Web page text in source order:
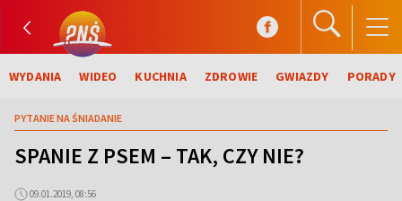
WYDANIA WIDEO KUCHNIA ZDROWIE GWIAZDY PORADY
PYTANIE NA ŚNIADANIE
SPANIE Z PSEM – TAK, CZY NIE?
09.01.2019, 08:56